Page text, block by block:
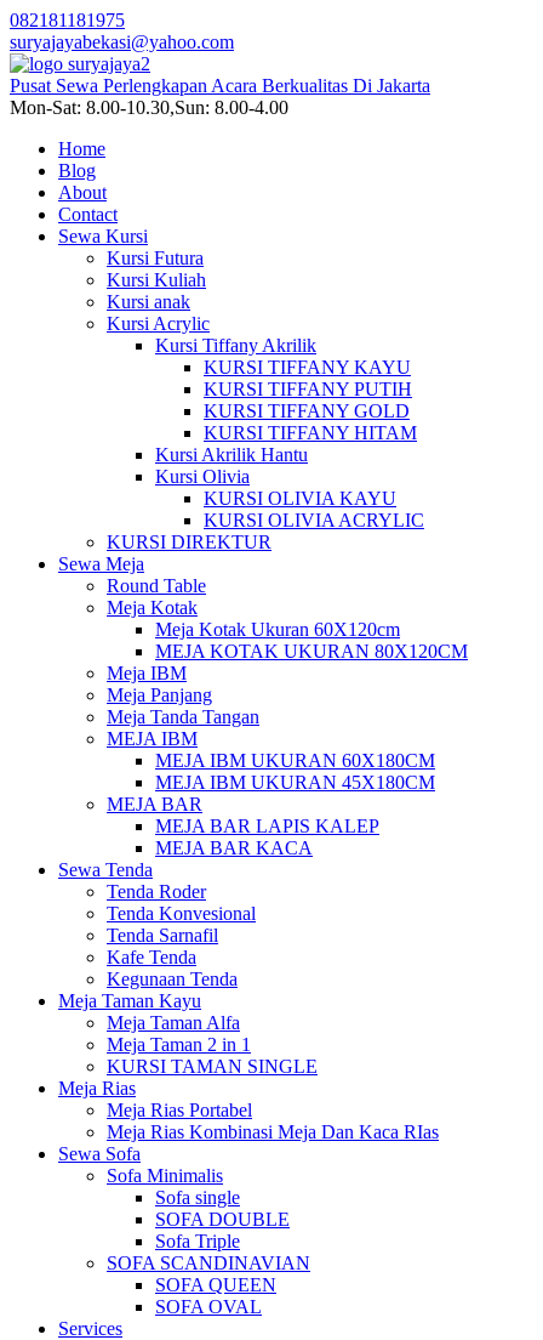
082181181975
suryajayabekasi@yahoo.com
Pusat Sewa Perlengkapan Acara Berkualitas Di Jakarta
Mon-Sat: 8.00-10.30,Sun: 8.00-4.00
Home
Blog
About
Contact
Sewa Kursi
Kursi Futura
Kursi Kuliah
Kursi anak
Kursi Acrylic
Kursi Tiffany Akrilik
KURSI TIFFANY KAYU
KURSI TIFFANY PUTIH
KURSI TIFFANY GOLD
KURSI TIFFANY HITAM
Kursi Akrilik Hantu
Kursi Olivia
KURSI OLIVIA KAYU
KURSI OLIVIA ACRYLIC
KURSI DIREKTUR
Sewa Meja
Round Table
Meja Kotak
Meja Kotak Ukuran 60X120cm
MEJA KOTAK UKURAN 80X120CM
Meja IBM
Meja Panjang
Meja Tanda Tangan
MEJA IBM
MEJA IBM UKURAN 60X180CM
MEJA IBM UKURAN 45X180CM
MEJA BAR
MEJA BAR LAPIS KALEP
MEJA BAR KACA
Sewa Tenda
Tenda Roder
Tenda Konvesional
Tenda Sarnafil
Kafe Tenda
Kegunaan Tenda
Meja Taman Kayu
Meja Taman Alfa
Meja Taman 2 in 1
KURSI TAMAN SINGLE
Meja Rias
Meja Rias Portabel
Meja Rias Kombinasi Meja Dan Kaca RIas
Sewa Sofa
Sofa Minimalis
Sofa single
SOFA DOUBLE
Sofa Triple
SOFA SCANDINAVIAN
SOFA QUEEN
SOFA OVAL
Services